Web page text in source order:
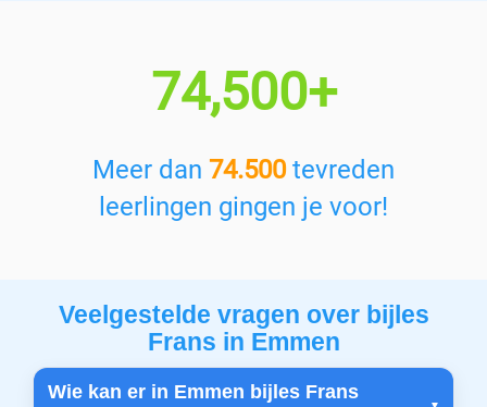
74,500+
Meer dan 74.500tevreden
leerlingen gingen je voor!
Veelgestelde vragen over bijles
Frans in Emmen
Wie kan er in Emmen bijles Frans